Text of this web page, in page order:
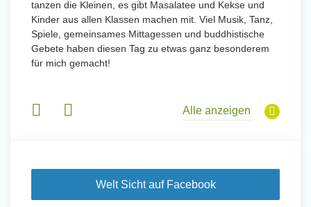
tanzen die Kleinen, es gibt Masalatee und Kekse und
Kinder aus allen Klassen machen mit. Viel Musik, Tanz,
Spiele, gemeinsames Mittagessen und buddhistische
Gebete haben diesen Tag zu etwas ganz besonderem
für mich gemacht!
Alle anzeigen
Welt Sicht auf Facebook